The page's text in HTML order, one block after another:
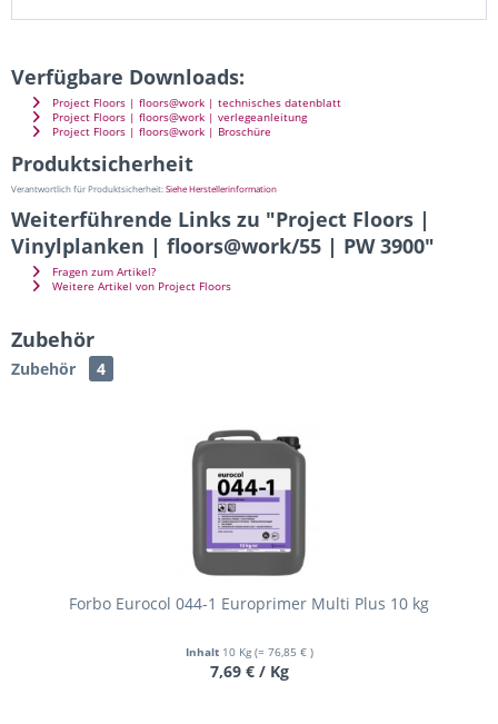
Verfügbare Downloads:
Project Floors | floors@work | technisches datenblatt
Project Floors | floors@work | verlegeanleitung
Project Floors | floors@work | Broschüre
Produktsicherheit
Verantwortlich für Produktsicherheit:Siehe Herstellerinformation
Weiterführende Links zu "Project Floors |
Vinylplanken | floors@work/55 | PW 3900"
Fragen zum Artikel?
Weitere Artikel von Project Floors
Zubehör
Zubehör 4
Forbo Eurocol 044-1 Europrimer Multi Plus 10 kg
Inhalt 10 Kg (= 76,85 € )
7,69 € / Kg